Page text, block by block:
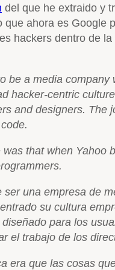
del que he extraido y
ahora es
hackers dentro de
be a media
hacker-centric
and designers.
that when Yahoo
una empresa de
su cultura
para los
el trabajo de los
era que las cosas